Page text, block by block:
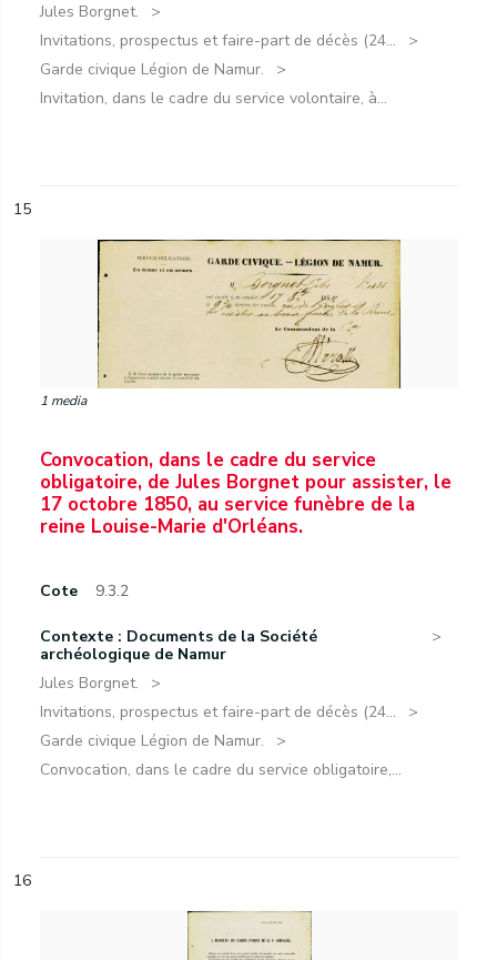
Jules Borgnet.
Invitations, prospectus et faire-part de décès (24...
Garde civique Légion de Namur.
Invitation, dans le cadre du service volontaire, à...
15
1 media
Convocation, dans le cadre du service
obligatoire, de Jules Borgnet pour assister, le
17 octobre 1850, au service funèbre de la
reine Louise-Marie d'Orléans.
Cote 9.3.2
Contexte : Documents de la Société
archéologique de Namur
Jules Borgnet.
Invitations, prospectus et faire-part de décès (24...
Garde civique Légion de Namur.
Convocation, dans le cadre du service obligatoire,...
16